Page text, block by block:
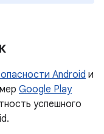
Android и
Google Play
успешного